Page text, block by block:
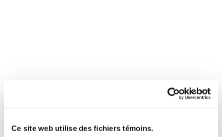
Ce site web utilise des fichiers témoins.